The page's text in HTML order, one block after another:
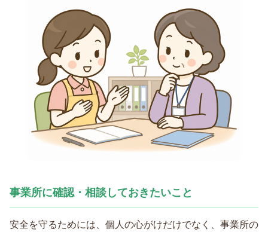
事業所に確認・相談しておきたいこと
安全を守るためには、個人の心がけだけでなく、事業所の